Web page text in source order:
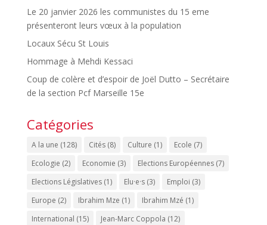
Le 20 janvier 2026 les communistes du 15 eme
présenteront leurs vœux à la population
Locaux Sécu St Louis
Hommage à Mehdi Kessaci
Coup de colère et d’espoir de Joël Dutto – Secrétaire
de la section Pcf Marseille 15e
Catégories
A la une (128) Cités(8) Culture (1) Ecole (7)
Ecologie (2) Economie (3) Elections Européennes(7)
Elections Législatives(1) Elu·e·s(3) Emploi (3)
Europe (2) Ibrahim Mze (1) Ibrahim Mzé (1)
International (15) Jean-Marc Coppola (12)